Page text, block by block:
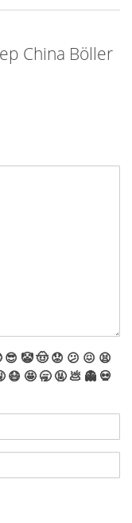
befreit funktioniert
Weise
im einzelnen dazu
China Böller
😎 🤡🤠 😟 😕 😖 😫
😷 🤩 🥱 🤬 💩 👻 💀